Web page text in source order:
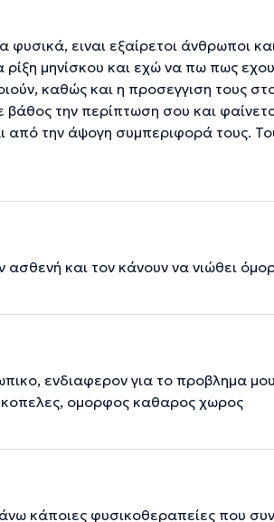
ειναι εξαίρετοι άνθρωποι
ρίξη μηνίσκου και εχώ να πω πως
καθώς και η προσεγγιση τους
την περίπτωση σου και
από την άψογη συμπεριφορά τους.
ασθενή και τον κάνουν να νιώθει
ενδιαφερον για το προβλημα
κοπελες, ομορφος καθαρος χωρος
κάποιες φυσικοθεραπείες που